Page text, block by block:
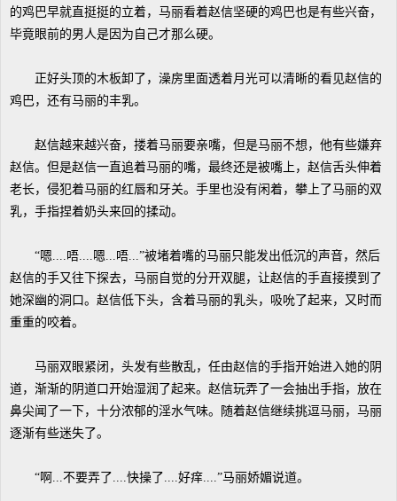
的鸡巴早就直挺挺的立着，马丽看着赵信坚硬的鸡巴也是有些兴奋，
毕竟眼前的男人是因为自己才那么硬。
正好头顶的木板卸了，澡房里面透着月光可以清晰的看见赵信的
鸡巴，还有马丽的丰乳。
赵信越来越兴奋，搂着马丽要亲嘴，但是马丽不想，他有些嫌弃
赵信。但是赵信一直追着马丽的嘴，最终还是被嘴上，赵信舌头伸着
老长，侵犯着马丽的红唇和牙关。手里也没有闲着，攀上了马丽的双
乳，手指捏着奶头来回的揉动。
“嗯....唔....嗯...唔...”被堵着嘴的马丽只能发出低沉的声音，然后
赵信的手又往下探去，马丽自觉的分开双腿，让赵信的手直接摸到了
她深幽的洞口。赵信低下头，含着马丽的乳头，吸吮了起来，又时而
重重的咬着。
马丽双眼紧闭，头发有些散乱，任由赵信的手指开始进入她的阴
道，渐渐的阴道口开始湿润了起来。赵信玩弄了一会抽出手指，放在
鼻尖闻了一下，十分浓郁的淫水气味。随着赵信继续挑逗马丽，马丽
逐渐有些迷失了。
“啊...不要弄了....快操了....好痒....”马丽娇媚说道。